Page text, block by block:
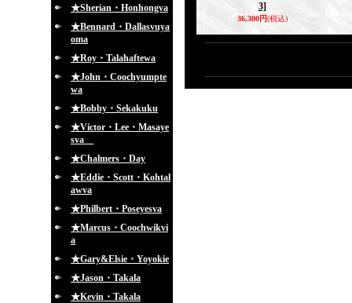
★Sherian・Honhongva
★Bennard・Dallasvuya
oma
★Roy・Talahaftewa
★John・Coochyumpte
wa
★Bobby・Sekakuku
★Victor・Lee・Masaye
sva
★Chalmers・Day
★Eddie・Scott・Kohtal
awva
★Philbert・Poseyesva
★Marcus・Coochwikvi
a
★Gary&Elsie・Yoyokie
★Jason・Takala
★Kevin・Takala
3]
36,300円(税込)